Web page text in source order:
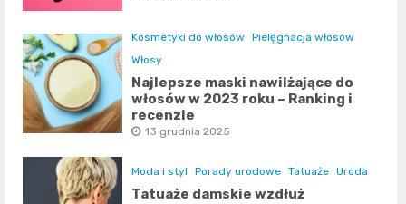
Kosmetyki do włosów
Pielęgnacja włosów
Włosy
Najlepsze maski nawilżające do
włosów w 2023 roku – Ranking i
recenzje
13 grudnia 2025
Moda i styl Porady urodowe Tatuaże Uroda
Tatuaże damskie wzdłuż